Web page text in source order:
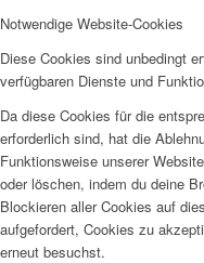
Notwendige Website-Cookies
Diese Cookies sind unbedingt
verfügbaren Dienste und
Da diese Cookies für die
erforderlich sind, hat die
Funktionsweise unserer
oder löschen, indem du deine
Blockieren aller Cookies auf
aufgefordert, Cookies zu
erneut besuchst.